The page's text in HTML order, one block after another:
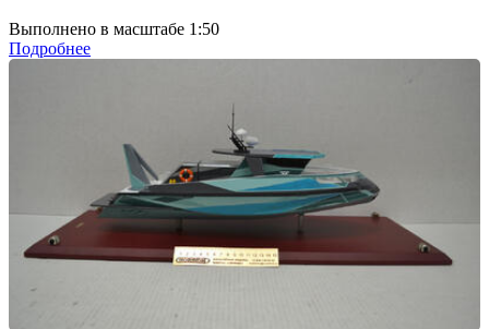
Выполнено в масштабе 1:50
Подробнее